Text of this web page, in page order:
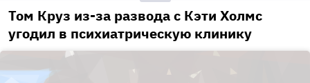
Том Круз из-за развода с Кэти Холмс
угодил в психиатрическую клинику